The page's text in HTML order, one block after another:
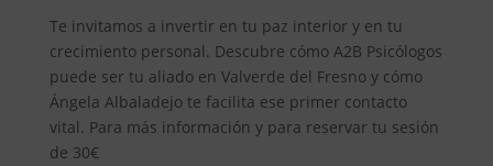
Te invitamos a invertir en tu paz interior y en tu
crecimiento personal. Descubre cómo A2B Psicólogos
puede ser tu aliado en Valverde del Fresno y cómo
Ángela Albaladejo te facilita ese primer contacto
vital. Para más información y para reservar tu sesión
de 30€